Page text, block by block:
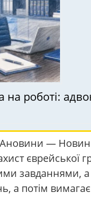
роботі:
—
єврейської
завданнями,
а потім вимагає